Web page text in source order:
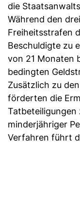
die
Während den
Freiheitsstrafen
Beschuldigte zu
von 21 Monaten
bedingten
Zusätzlich zu
förderten die
minderjähriger
Verfahren führt